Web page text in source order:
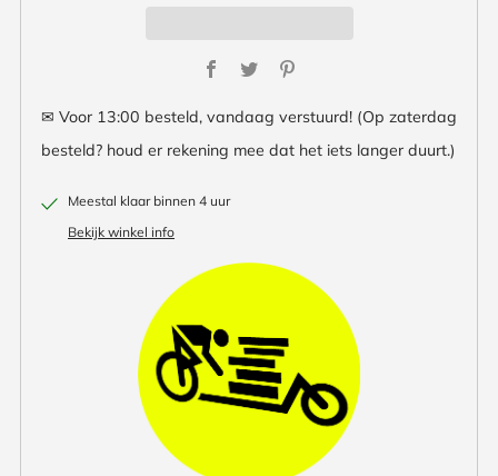
Facebook
Twitter
✉ Voor 13:00 besteld, vandaag verstuurd! (Op zaterdag
besteld? houd er rekening mee dat het iets langer duurt.)
Meestal klaar binnen 4 uur
Bekijk winkel info